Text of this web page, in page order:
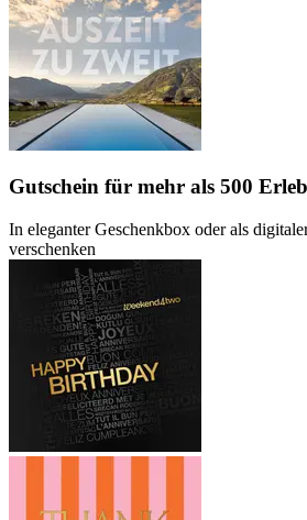
Gutschein für mehr als 500
In eleganter Geschenkbox oder als
verschenken